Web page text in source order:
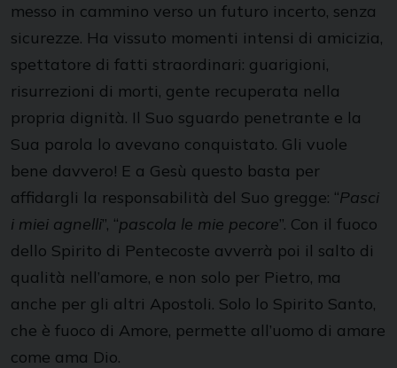
messo in cammino verso un futuro incerto, senza
sicurezze. Ha vissuto momenti intensi di amicizia,
spettatore di fatti straordinari: guarigioni,
risurrezioni di morti, gente recuperata nella
propria dignità. Il Suo sguardo penetrante e la
Sua parola lo avevano conquistato. Gli vuole
bene davvero! E a Gesù questo basta per
affidargli la responsabilità del Suo gregge: “Pasci
i miei agnelli”, “pascola le mie pecore”. Con il fuoco
dello Spirito di Pentecoste avverrà poi il salto di
qualità nell’amore, e non solo per Pietro, ma
anche per gli altri Apostoli. Solo lo Spirito Santo,
che è fuoco di Amore, permette all’uomo di amare
come ama Dio.